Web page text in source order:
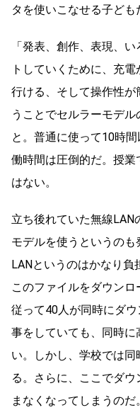
タを使いこなせる子ども
「発表、創作、表現、
トしていくために、充
行ける、そして操作性
うことでセルラーモデ
と。普通に使って10時
働時間は圧倒的だ。授
はない。
立ち後れていた無線LAN
モデルを使うというの
LANというのはかなり負
このファイルをダウン
従って40人が同時にダ
事をしていても、同時
い。しかし、学校では
る。さらに、ここでダ
まなくなってしまうの